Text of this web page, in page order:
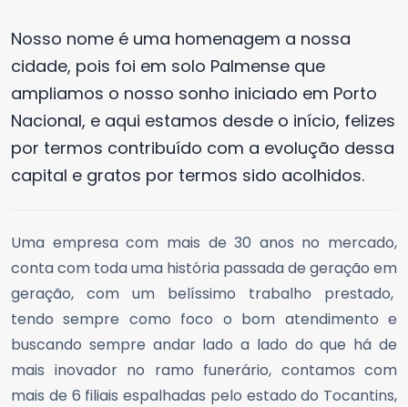
Nosso nome é uma homenagem a nossa
cidade, pois foi em solo Palmense que
ampliamos o nosso sonho iniciado em Porto
Nacional, e aqui estamos desde o início, felizes
por termos contribuído com a evolução dessa
capital e gratos por termos sido acolhidos.
Uma empresa com mais de 30 anos no mercado,
conta com toda uma história passada de geração em
geração, com um belíssimo trabalho prestado,
tendo sempre como foco o bom atendimento e
buscando sempre andar lado a lado do que há de
mais inovador no ramo funerário, contamos com
mais de 6 filiais espalhadas pelo estado do Tocantins,